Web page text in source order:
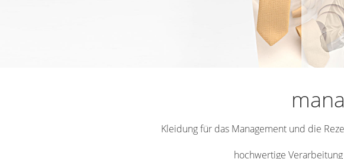
Kleidung für das Management und die
hochwertige Verarbeitung